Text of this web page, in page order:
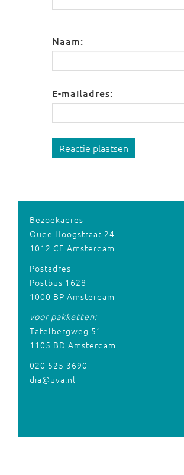
Naam:
E-mailadres:
Reactie plaatsen
Bezoekadres
Oude Hoogstraat 24
1012 CE Amsterdam
Postadres
Postbus 1628
1000 BP Amsterdam
voor pakketten:
Tafelbergweg 51
1105 BD Amsterdam
020 525 3690
dia@uva.nl